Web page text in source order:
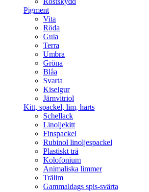
Pigment
Vita
Röda
Gula
Terra
Umbra
Gröna
Blåa
Svarta
Kiselgur
Järnvitriol
Kitt, spackel, lim, harts
Schellack
Linoljekitt
Finspackel
Rubinol linoljespackel
Plastiskt trä
Kolofonium
Animaliska limmer
Trälim
Gammaldags spis-svärta